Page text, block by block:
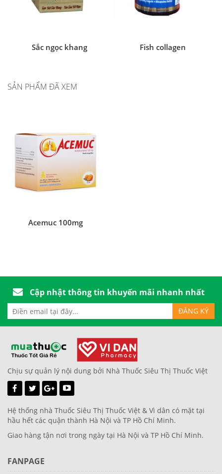
Sắc ngọc khang Fish collagen
SẢN PHẨM ĐÃ XEM
Acemuc 100mg
Cập nhật thông tin khuyến mãi nhanh nhất
Chịu sự quản lý nội dung bởi Nhà Thuốc Siêu Thị Thuốc Việt
Hệ thống nhà Thuốc Siêu Thị Thuốc Việt & Vì dân có mặt tại
hầu hết các quận thành Hà Nội và TP Hồ Chí Minh.
Giao hàng tận nơi trong ngày tại Hà Nội và TP Hồ Chí Minh.
FANPAGE